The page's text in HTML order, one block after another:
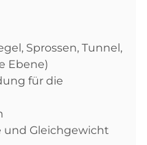
Sprossen, Tunnel,
Ebene)
für die
und Gleichgewicht